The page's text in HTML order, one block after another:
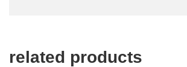
related products